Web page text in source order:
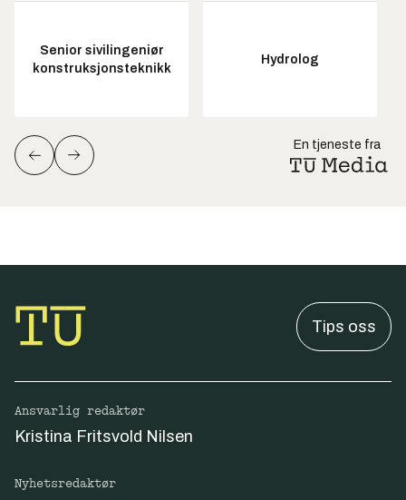
Senior sivilingeniør
konstruksjonsteknikk
Hydrolog
En tjeneste fra
Tips oss
Ansvarlig redaktør
Kristina Fritsvold Nilsen
Nyhetsredaktør